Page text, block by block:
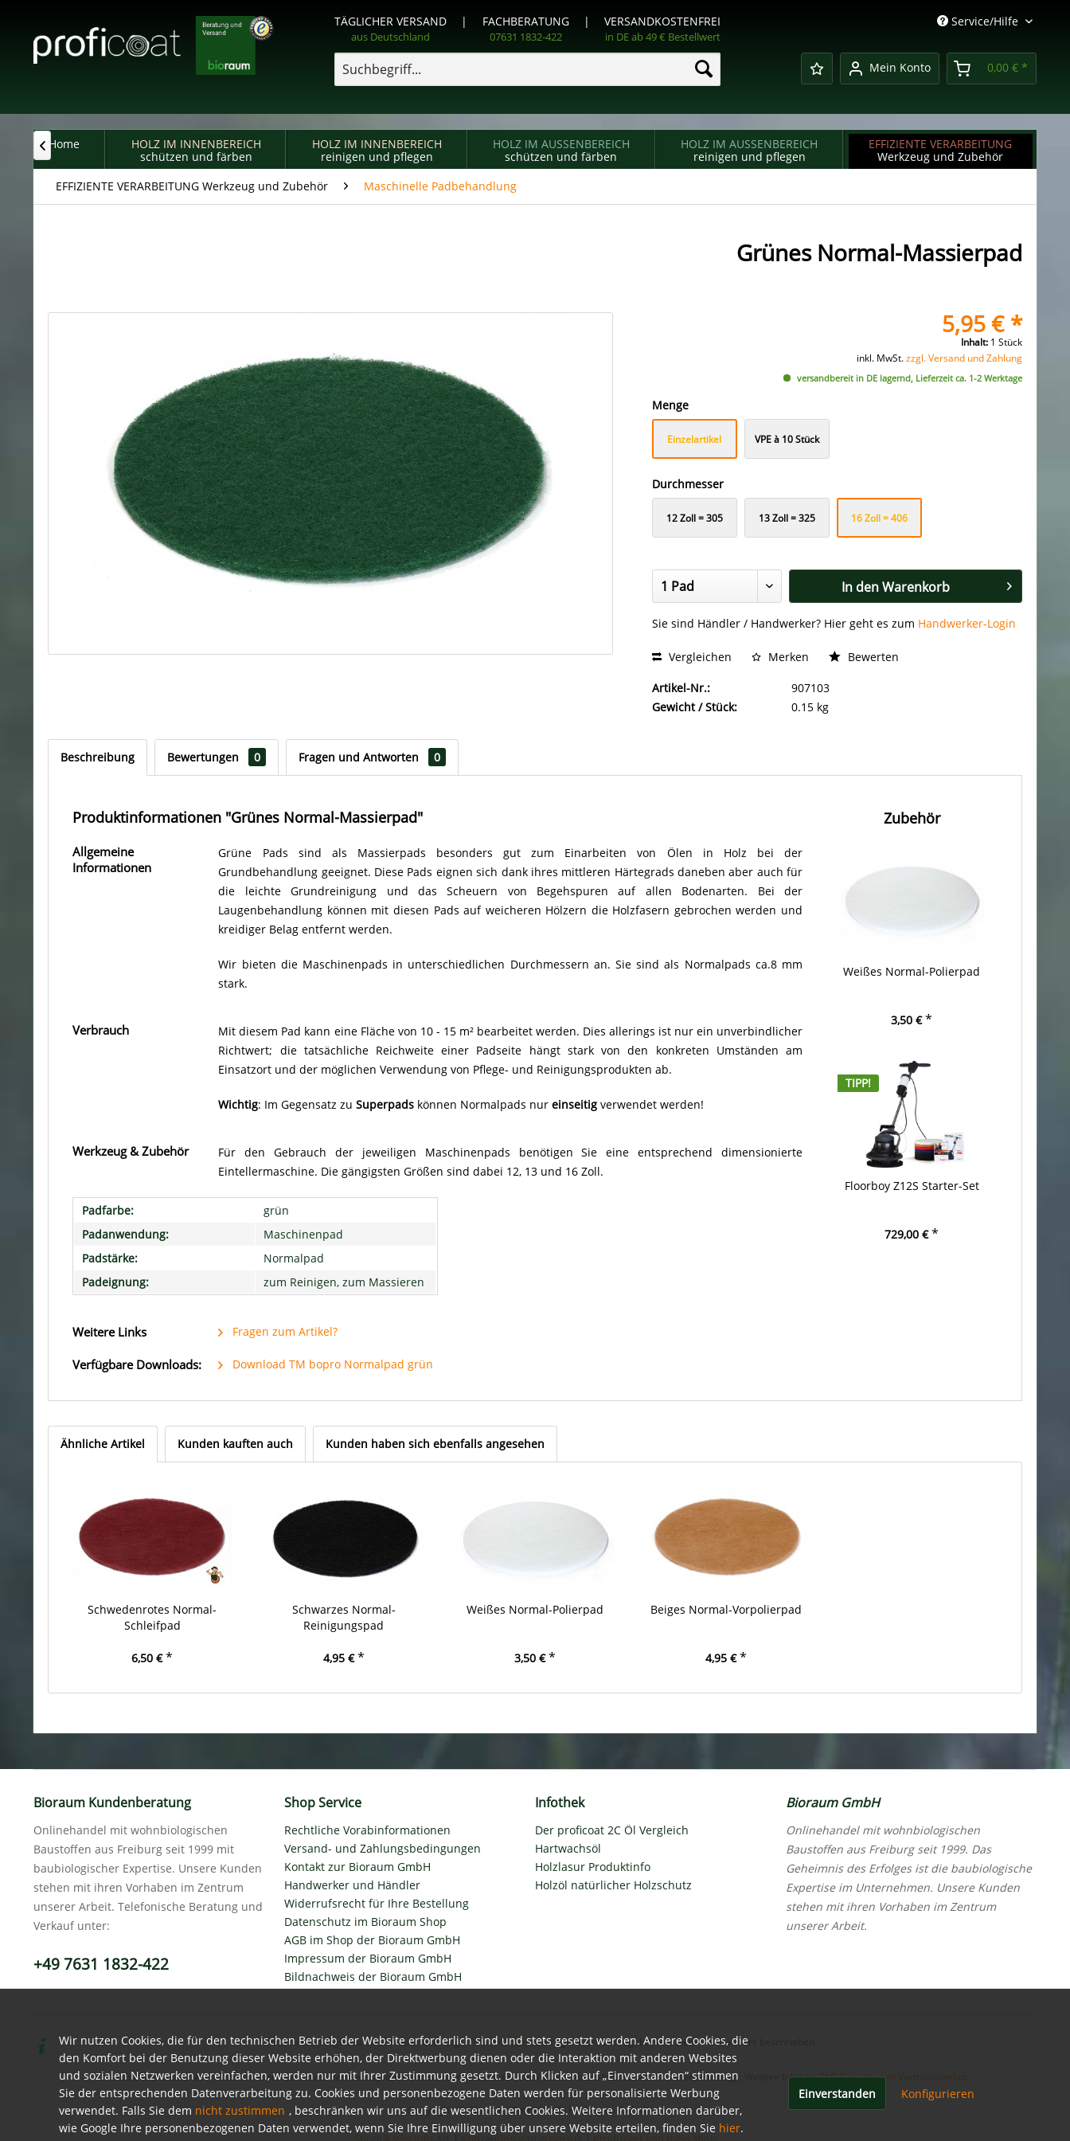
Service/Hilfe
TÄGLICHER VERSAND
aus Deutschland
| FACHBERATUNG
07631 1832-422
| VERSANDKOSTENFREI
in DE ab 49 € Bestellwert
Mein Konto 0,00 € *
Home
HOLZ IM INNENBEREICH
schützen und färben
HOLZ IM INNENBEREICH
reinigen und pflegen
HOLZ IM AUSSENBEREICH
schützen und färben
HOLZ IM AUSSENBEREICH
reinigen und pflegen
EFFIZIENTE VERARBEITUNG
Werkzeug und Zubehör

EFFIZIENTE VERARBEITUNG Werkzeug und Zubehör Maschinelle Padbehandlung
Grünes Normal-Massierpad
5,95 € *
Inhalt: 1 Stück
inkl. MwSt.zzgl. Versand und Zahlung
versandbereit in DE lagernd, Lieferzeit ca. 1-2 Werktage
Menge
Einzelartikel VPE à 10 Stück
Durchmesser
12 Zoll = 305 13 Zoll = 325 16 Zoll = 406
In den Warenkorb
Sie sind Händler / Handwerker? Hier geht es zum Handwerker-Login
Vergleichen Merken Bewerten
Artikel-Nr.:
907103
Gewicht / Stück:
0.15 kg
Beschreibung Bewertungen 0 Fragen und Antworten 0
Produktinformationen "Grünes Normal-Massierpad"
Allgemeine
Informationen
Grüne Pads sind als Massierpads besonders gut zum Einarbeiten von Ölen in Holz bei der
Grundbehandlung geeignet. Diese Pads eignen sich dank ihres mittleren Härtegrads daneben aber auch für
die leichte Grundreinigung und das Scheuern von Begehspuren auf allen Bodenarten. Bei der
Laugenbehandlung können mit diesen Pads auf weicheren Hölzern die Holzfasern gebrochen werden und
kreidiger Belag entfernt werden.
Wir bieten die Maschinenpads in unterschiedlichen Durchmessern an. Sie sind als Normalpads ca.8 mm
stark.
Verbrauch
Mit diesem Pad kann eine Fläche von 10 - 15 m² bearbeitet werden. Dies allerings ist nur ein unverbindlicher
Richtwert; die tatsächliche Reichweite einer Padseite hängt stark von den konkreten Umständen am
Einsatzort und der möglichen Verwendung von Pflege- und Reinigungsprodukten ab.
Wichtig: Im Gegensatz zuSuperpads können Normalpads nureinseitig verwendet werden!
Werkzeug & Zubehör
Für den Gebrauch der jeweiligen Maschinenpads benötigen Sie eine entsprechend dimensionierte
Eintellermaschine. Die gängigsten Größen sind dabei 12, 13 und 16 Zoll.
Padfarbe:
grün
Padanwendung:
Maschinenpad
Padstärke:
Normalpad
Padeignung:
zum Reinigen, zum Massieren
Weitere Links Fragen zum Artikel?
Verfügbare Downloads: Download TM bopro Normalpad grün
Zubehör
Weißes Normal-Polierpad
3,50 € *
TIPP!
Floorboy Z12S Starter-Set
729,00 € *
Ähnliche Artikel Kunden kauften auch Kunden haben sich ebenfalls angesehen
Schwedenrotes Normal-
Schleifpad
6,50 € *
Schwarzes Normal-
Reinigungspad
4,95 € *
Weißes Normal-Polierpad
3,50 € *
Beiges Normal-Vorpolierpad
4,95 € *
Bioraum Kundenberatung
Onlinehandel mit wohnbiologischen
Baustoffen aus Freiburg seit 1999 mit
baubiologischer Expertise. Unsere Kunden
stehen mit ihren Vorhaben im Zentrum
unserer Arbeit. Telefonische Beratung und
Verkauf unter:
+49 7631 1832-422
Shop Service
Rechtliche Vorabinformationen
Versand- und Zahlungsbedingungen
Kontakt zur Bioraum GmbH
Handwerker und Händler
Widerrufsrecht für Ihre Bestellung
Datenschutz im Bioraum Shop
AGB im Shop der Bioraum GmbH
Impressum der Bioraum GmbH
Bildnachweis der Bioraum GmbH
Infothek
Der proficoat 2C Öl Vergleich
Hartwachsöl
Holzlasur Produktinfo
Holzöl natürlicher Holzschutz
Bioraum GmbH
Onlinehandel mit wohnbiologischen
Baustoffen aus Freiburg seit 1999. Das
Geheimnis des Erfolges ist die baubiologische
Expertise im Unternehmen. Unsere Kunden
stehen mit ihren Vorhaben im Zentrum
unserer Arbeit.
* Alle Preise inkl. gesetzl. Mehrwertsteuer zzgl.Versandkostenund ggf. Nachnahmegebühren, wenn nicht anders beschrieben
** Rubio Monocoat hat im Rahmen eines selektiven Vertriebssystems der Bioraum GmbH den Vertrieb von Rubio Monocoat Produkten untersagt. Weitere Infos imFAQ Bereich zum Vertriebsverbot
Copyright © Bioraum GmbH - Alle Rechte vorbehalten.
Wir nutzen Cookies, die für den technischen Betrieb der Website erforderlich sind und stets gesetzt werden. Andere Cookies, die
den Komfort bei der Benutzung dieser Website erhöhen, der Direktwerbung dienen oder die Interaktion mit anderen Websites
und sozialen Netzwerken vereinfachen, werden nur mit Ihrer Zustimmung gesetzt. Durch Klicken auf „Einverstanden“ stimmen
Sie der entsprechenden Datenverarbeitung zu. Cookies und personenbezogene Daten werden für personalisierte Werbung
verwendet. Falls Sie dem nicht zustimmen , beschränken wir uns auf die wesentlichen Cookies. Weitere Informationen darüber,
wie Google Ihre personenbezogenen Daten verwendet, wenn Sie Ihre Einwilligung über unsere Website erteilen, finden Sie hier.
Einverstanden Konfigurieren